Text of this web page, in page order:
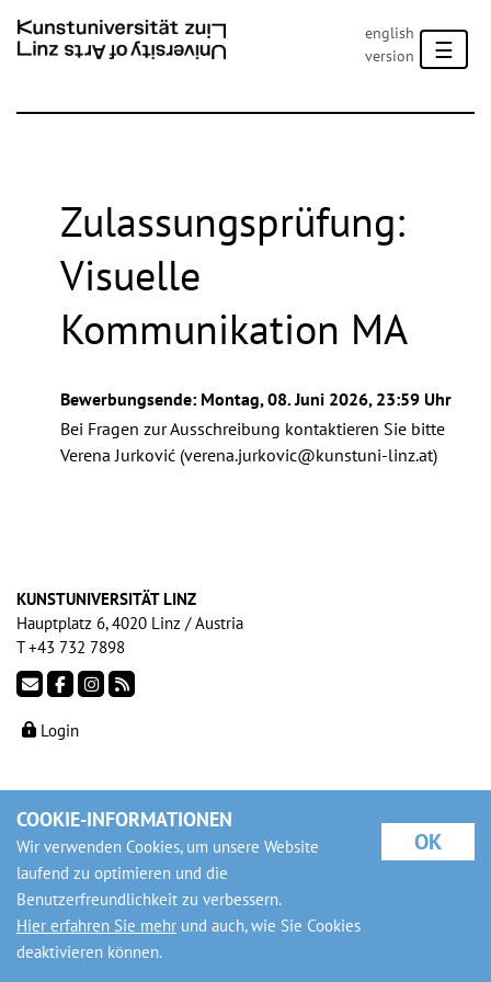
english
version
☰
Zulassungsprüfung:
Visuelle
Kommunikation MA
Bewerbungsende: Montag, 08. Juni 2026, 23:59 Uhr
Bei Fragen zur Ausschreibung kontaktieren Sie bitte
Verena Jurković (verena.jurkovic@kunstuni-linz.at)
KUNSTUNIVERSITÄT LINZ
Hauptplatz 6, 4020 Linz / Austria
T +43 732 7898
Login
COOKIE-INFORMATIONEN
Wir verwenden Cookies, um unsere Website
laufend zu optimieren und die
Benutzerfreundlichkeit zu verbessern.
Hier erfahren Sie mehr und auch, wie Sie Cookies
deaktivieren können.
OK